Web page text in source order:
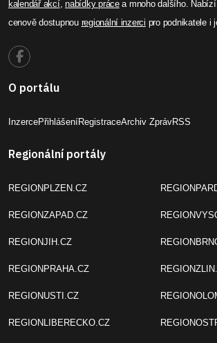
kalendář akcí,nabídky prácea mnoho dalšího.
cenově dostupnou regionální inzerci pro podnikatele i
O portálu
InzercePřihlášeníRegistraceArchiv ZprávRSS
Regionální portály
REGIONPLZEN.CZ
REGIONZAPAD.CZ
REGIONJIH.CZ
REGIONPRAHA.CZ
REGIONUSTI.CZ
REGIONLIBERECKO.CZ